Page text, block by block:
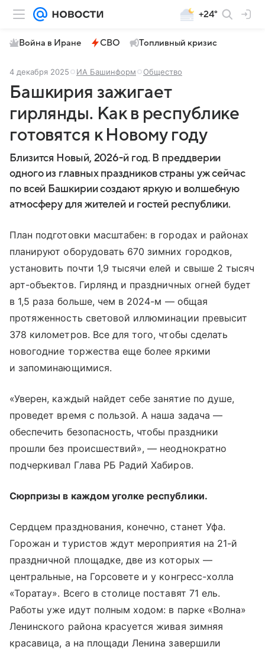
+24°
Война в Иране СВО Топливный кризис
4 декабря 2025 ИА Башинформ Общество
Башкирия зажигает
гирлянды. Как в республике
готовятся к Новому году
Близится Новый, 2026-й год. В преддверии
одного из главных праздников страны уж сейчас
по всей Башкирии создают яркую и волшебную
атмосферу для жителей и гостей республики.
План подготовки масштабен: в городах и районах
планируют оборудовать 670 зимних городков,
установить почти 1,9 тысячи елей и свыше 2 тысяч
арт-объектов. Гирлянд и праздничных огней будет
в 1,5 раза больше, чем в 2024-м — общая
протяженность световой иллюминации превысит
378 километров. Все для того, чтобы сделать
новогодние торжества еще более яркими
и запоминающимися.
«Уверен, каждый найдет себе занятие по душе,
проведет время с пользой. А наша задача —
обеспечить безопасность, чтобы праздники
прошли без происшествий», — неоднократно
подчеркивал Глава РБ Радий Хабиров.
Сюрпризы в каждом уголке республики.
Сердцем празднования, конечно, станет Уфа.
Горожан и туристов ждут мероприятия на 21-й
праздничной площадке, две из которых —
центральные, на Горсовете и у конгресс-холла
«Торатау». Всего в столице поставят 71 ель.
Работы уже идут полным ходом: в парке «Волна»
Ленинского района красуется живая зимняя
красавица, а на площади Ленина завершили